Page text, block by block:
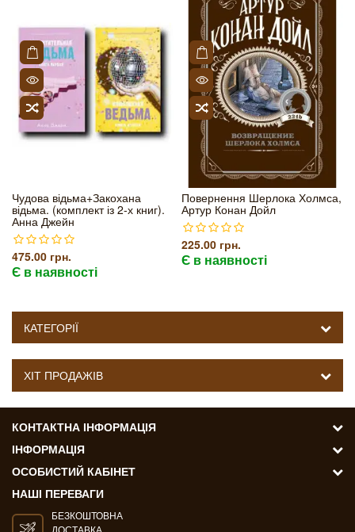
Чудова відьма+Закохана
відьма. (комплект із 2-х книг).
Анна Джейн
475.00 грн.
Є в наявності
Повернення Шерлока Холмса,
Артур Конан Дойл
225.00 грн.
Є в наявності
КАТЕГОРІЇ
ХІТ ПРОДАЖІВ
КОНТАКТНА ІНФОРМАЦІЯ
ІНФОРМАЦІЯ
ОСОБИСТИЙ КАБІНЕТ
НАШІ ПЕРЕВАГИ
БЕЗКОШТОВНА
ДОСТАВКА